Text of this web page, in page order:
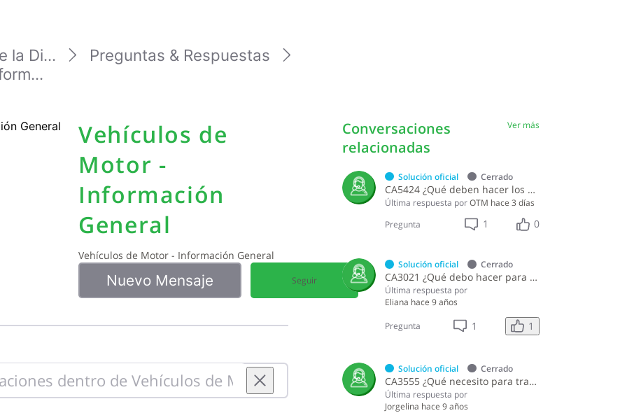
la Di...
Preguntas & Respuestas
Vehículos de
Motor -
Información
General
Vehículos de Motor - Información General
256
216
Nuevo Mensaje Seguir
Conversaciones
relacionadas
Ver más
Solución oficial Cerrado
CA5424 ¿Qué deben hacer los concesionarios, distribuidores y vendedores de vehículos de motor para solicitar un cambio de tipo de licencia?
Última respuesta porOTM hace 3 días
Pregunta
1 0
Solución oficial Cerrado
CA3021 ¿Qué debo hacer para solicitar la primera placa de un vehículo exonerado por la Ley 28-01 sobre Zona Franca Especial de Desarrollo Fronterizo?
Última respuesta por
Eliana hace 9 años
Pregunta 1 1
Solución oficial Cerrado
CA3555 ¿Qué necesito para traspasar un vehículo de motor cuando la compañía que vendió está inactiva en la DGII?
Última respuesta por
Jorgelina hace 9 años